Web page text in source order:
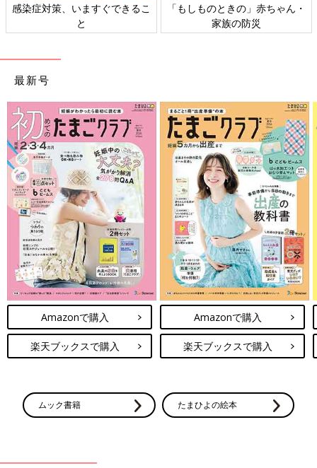
感染症対策、いますぐできるこ
と
「もしものときの」赤ちゃん・
家族の防災
最新号
Amazonで購入
楽天ブックスで購入
Amazonで購入
楽天ブックスで購入
ムック書籍 たまひよの絵本